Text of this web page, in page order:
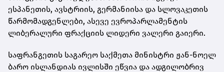
ესპანეთის, ავსტრიის, გერმანიისა და სლოვაკეთის
წარმომადგენლები, ასევე ევროპარლამენტის
ლიბერალური ფრაქციის ლიდერი ვალერი გაიერი.
საფრანგეთის საგარეო საქმეთა მინისტრი ჟან-ნოელ
ბარო ისლანდიას ივლისში ეწვია და ადგილობრივ